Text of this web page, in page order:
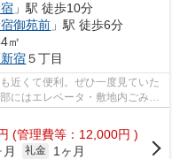
」駅 徒歩10分
御苑前 」駅 徒歩6分
㎡
新宿５丁目
近くて便利。ぜひ一度見ていた
にはエレベータ・敷地内ごみ置
(管理費等：12,000円 )
礼金
1ヶ月